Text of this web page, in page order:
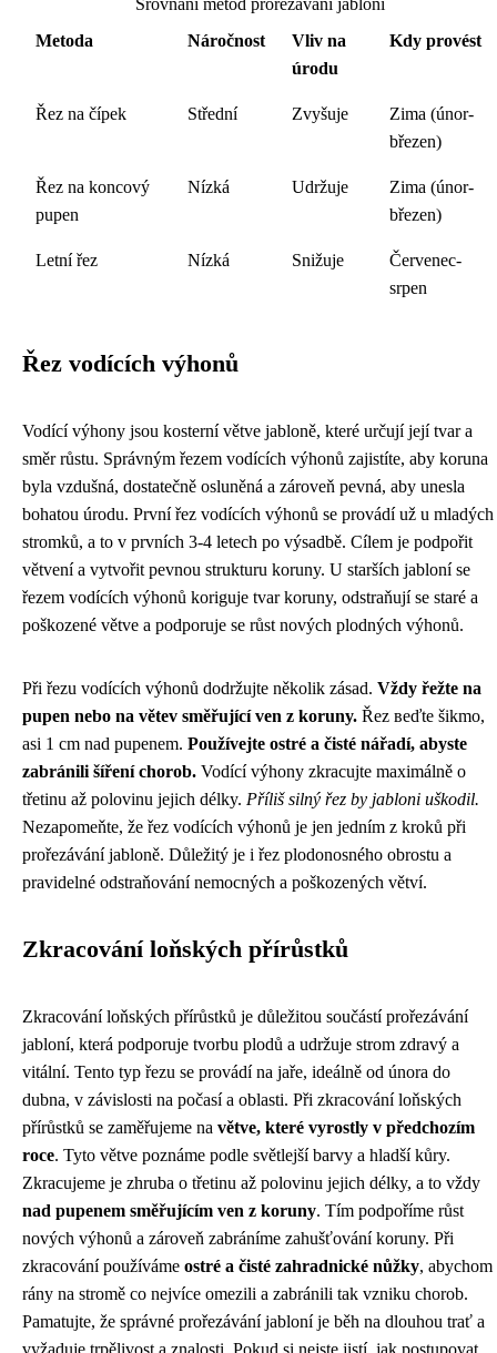
Srovnání metod prořezávání jabloní
Metoda
Náročnost
Vliv na
úrodu
Kdy provést
Řez na čípek Střední Zvyšuje
Zima (únor-
březen)
Řez na koncový
pupen
Nízká Udržuje
Zima (únor-
březen)
Letní řez Nízká Snižuje
Červenec-
srpen
Řez vodících výhonů
Vodící výhony jsou kosterní větve jabloně, které určují její tvar a
směr růstu. Správným řezem vodících výhonů zajistíte, aby koruna
byla vzdušná, dostatečně osluněná a zároveň pevná, aby unesla
bohatou úrodu. První řez vodících výhonů se provádí už u mladých
stromků, a to v prvních 3-4 letech po výsadbě. Cílem je podpořit
větvení a vytvořit pevnou strukturu koruny. U starších jabloní se
řezem vodících výhonů koriguje tvar koruny, odstraňují se staré a
poškozené větve a podporuje se růst nových plodných výhonů.
Při řezu vodících výhonů dodržujte několik zásad. Vždy řežte na
pupen nebo na větev směřující ven z koruny. Řez веďte šikmo,
asi 1 cm nad pupenem. Používejte ostré a čisté nářadí, abyste
zabránili šíření chorob. Vodící výhony zkracujte maximálně o
třetinu až polovinu jejich délky. Příliš silný řez by jabloni uškodil.
Nezapomeňte, že řez vodících výhonů je jen jedním z kroků při
prořezávání jabloně. Důležitý je i řez plodonosného obrostu a
pravidelné odstraňování nemocných a poškozených větví.
Zkracování loňských přírůstků
Zkracování loňských přírůstků je důležitou součástí prořezávání
jabloní, která podporuje tvorbu plodů a udržuje strom zdravý a
vitální. Tento typ řezu se provádí na jaře, ideálně od února do
dubna, v závislosti na počasí a oblasti. Při zkracování loňských
přírůstků se zaměřujeme na větve, které vyrostly v předchozím
roce. Tyto větve poznáme podle světlejší barvy a hladší kůry.
Zkracujeme je zhruba o třetinu až polovinu jejich délky, a to vždy
nad pupenem směřujícím ven z koruny. Tím podpoříme růst
nových výhonů a zároveň zabráníme zahušťování koruny. Při
zkracování používáme ostré a čisté zahradnické nůžky, abychom
rány na stromě co nejvíce omezili a zabránili tak vzniku chorob.
Pamatujte, že správné prořezávání jabloní je běh na dlouhou trať a
vyžaduje trpělivost a znalosti. Pokud si nejste jistí, jak postupovat,